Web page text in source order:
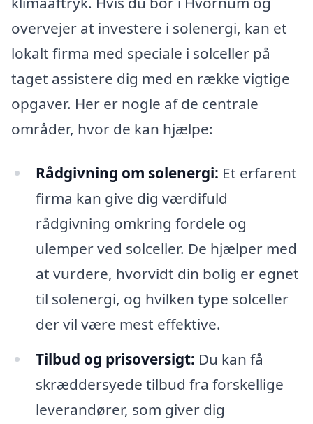
overvejer at investere i solenergi, kan et
lokalt firma med speciale i solceller på
taget assistere dig med en række vigtige
opgaver. Her er nogle af de centrale
områder, hvor de kan hjælpe:
Rådgivning om solenergi: Et erfarent
firma kan give dig værdifuld
rådgivning omkring fordele og
ulemper ved solceller. De hjælper med
at vurdere, hvorvidt din bolig er egnet
til solenergi, og hvilken type solceller
der vil være mest effektive.
Tilbud og prisoversigt: Du kan få
skræddersyede tilbud fra forskellige
leverandører, som giver dig